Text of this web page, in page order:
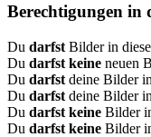
Berechtigungen in
Du darfst Bilder in
Du darfst keine neuen
Du darfst deine Bilder
Du darfst deine Bilder
Du darfst keine Bilder
Du darfst keine Bilder